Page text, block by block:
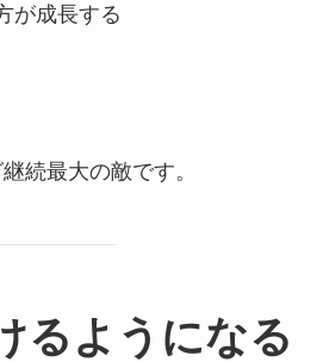
が成長する
続最大の敵です。
るようになる